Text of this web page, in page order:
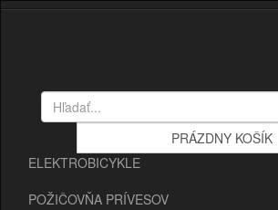
ELEKTROBICYKLE
POŽIČOVŇA PRÍVESOV